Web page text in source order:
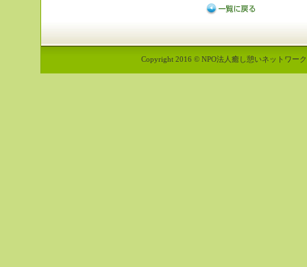
Copyright 2016 © NPO法人癒し憩いネットワー